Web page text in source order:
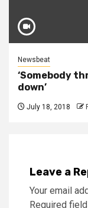
Newsbeat
‘Somebody
down’
July 18, 2018
Leave a
Your email
Required